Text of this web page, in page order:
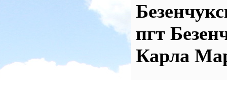
пгт
Карла